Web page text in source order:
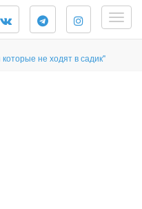
не ходят в садик"